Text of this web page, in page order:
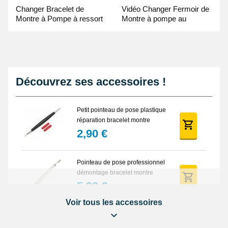
Changer Bracelet de
Montre à Pompe à ressort
Vidéo Changer Fermoir de
Montre à pompe au
Découvrez ses accessoires !
Petit pointeau de pose plastique
réparation bracelet montre
2,90 €
Pointeau de pose professionnel
démontage bracelet montre
5,90 €
Lot Outils Montre 12 pièces +
Voir tous les accessoires